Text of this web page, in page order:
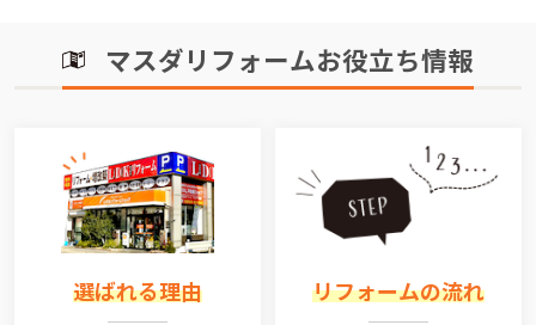
マスダリフォームお役立ち情報
選ばれる理由 リフォームの流れ